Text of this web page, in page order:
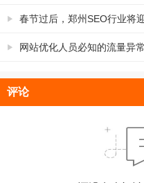
应该选择哪几样？
春节过后，郑州SEO行业将
网站优化人员必知的流量异
评论